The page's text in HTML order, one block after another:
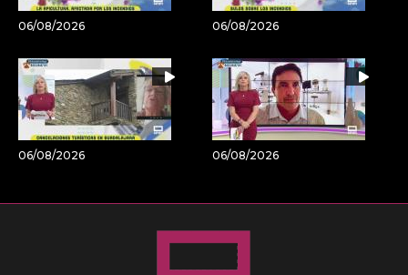
06/08/2026 06/08/2026
06/08/2026 06/08/2026